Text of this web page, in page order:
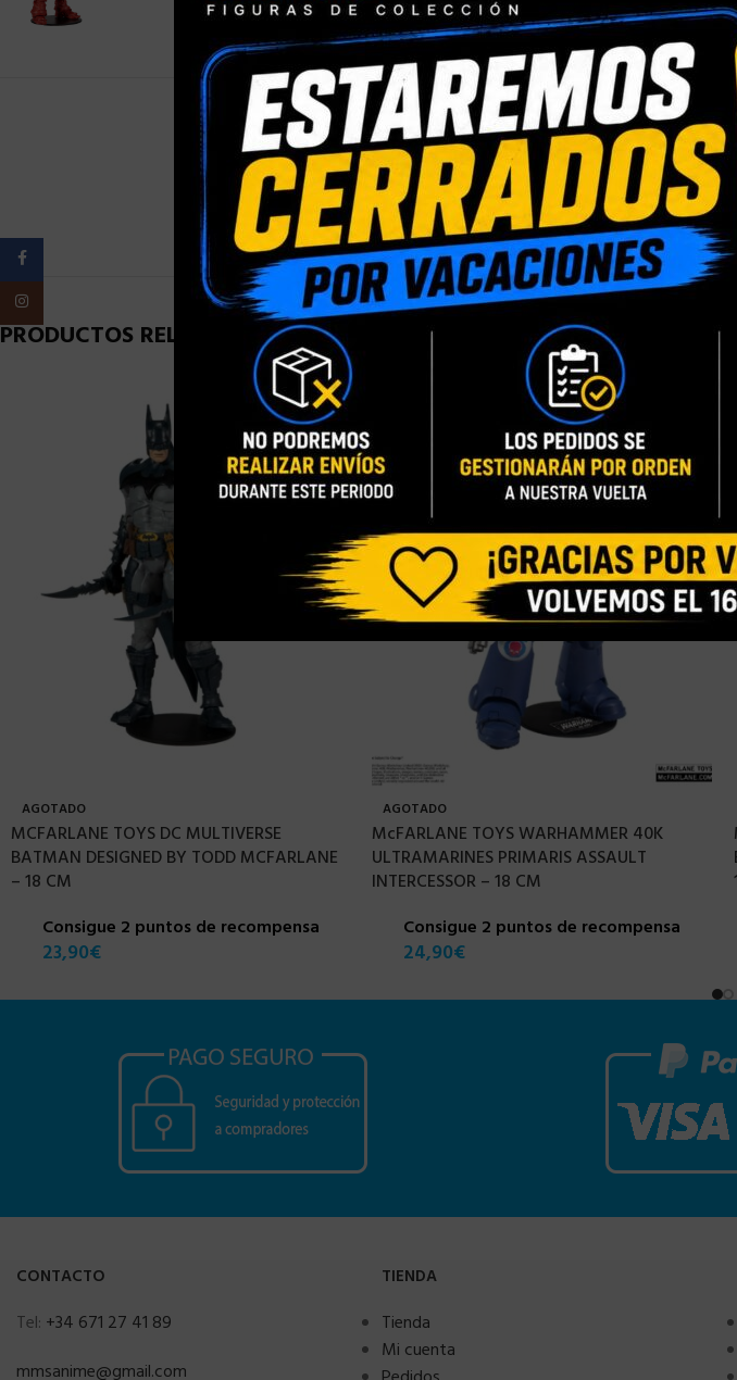
INFORMACIÓN
PESO
PRODUCTOS RELACIONADOS
AGOTADO
MCFARLANE TOYS DC MULTIVERSE
BATMAN DESIGNED BY TODD MCFARLANE
– 18 CM
Consigue 2 puntos de recompensa
23,90€
AGOTADO
McFARLANE TOYS WARHAMMER 40K
ULTRAMARINES PRIMARIS ASSAULT
INTERCESSOR – 18 CM
Consigue 2 puntos de recompensa
24,90€
CONTACTO
Tel: +34 671 27 41 89
mmsanime@gmail.com
TIENDA
Tienda
Mi cuenta